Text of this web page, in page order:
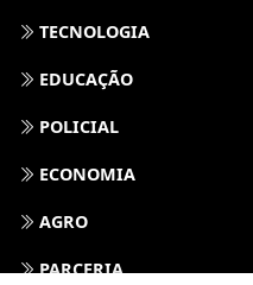
TECNOLOGIA
EDUCAÇÃO
POLICIAL
ECONOMIA
AGRO
PARCERIA